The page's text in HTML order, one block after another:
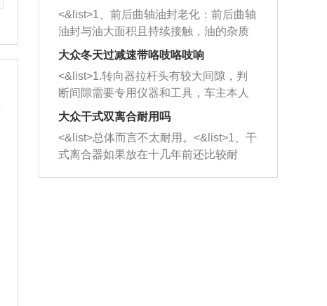
西取出来。但如果是因为积碳过多引起
的堵塞，就需要将三元催化器泡在草酸
洗剂对堵塞的情况得到解决，将清洗剂
放在燃油箱中，与燃油混合后，车辆启
动时，就可以和汽油一起进入到燃烧
室，最后形成废气排出，就可以让三元
催化器得到清洗，排气管堵塞的情况就
能够得到解决。
一圈半的练习，往右同样也要打相同的
圈数。 <&list>3、最后强调要反复练
习，这样就可以形成肌肉记忆，在真实
驾驶车辆时，不需要记忆也能打好方
向。
<&list>1、前后曲轴油封老化：前后曲轴
油封与油大面积且持续接触，油的杂质
和发动机内持续温度变化使其密封效果
逐渐减弱，导致渗油或漏油。<&list>2、
活塞间隙过大：积碳会使活塞环与缸体
的间隙扩大，导致机油流入燃烧室中，
造成烧机油。<&list>3、机油粘度。使用
机油粘度过小的话，同样会有烧机油现
象，机油粘度过小具有很好的流动性，
大众冬天过减速带咯吱咯吱响
<&list>1.转向器拉杆头有较大间隙，判
断间隙需要专用仪器和工具，车主本人
无法制作，需要将车辆送到修理厂或4s
店；<&list>2.车辆半轴套管防尘罩破
裂，破裂后会出现漏油现象，使半轴磨
损严重，磨损的半轴容易损坏，产生异
响；<&list>3.稳定器的转向胶套和球头
大众干式双离合耐用吗
<&list>总体而言不太耐用。<&list>1、干
式离合器如果放在十几年前还比较耐